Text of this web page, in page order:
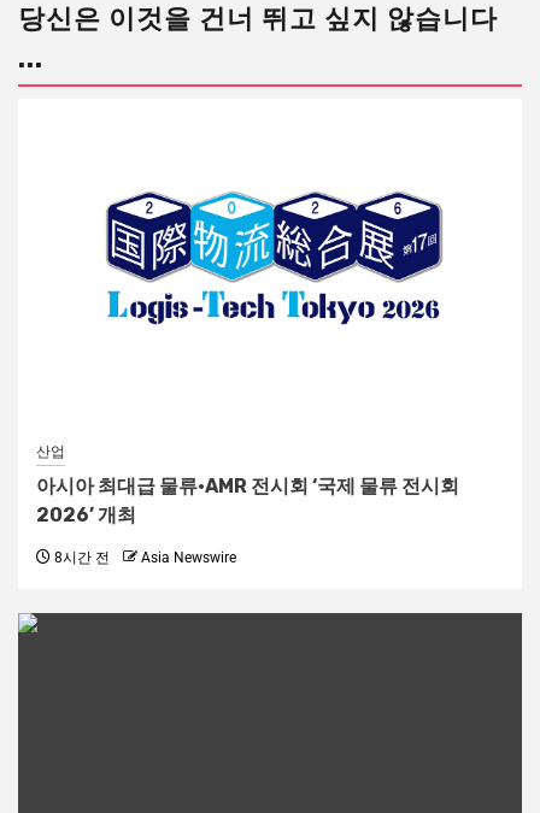
당신은 이것을 건너 뛰고 싶지 않습니다
...
산업
아시아 최대급 물류·AMR 전시회 ‘국제 물류 전시회
2026’ 개최
8시간 전 Asia Newswire